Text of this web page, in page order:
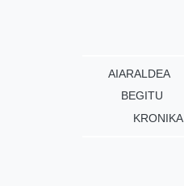
AIARALDEA
BEGITU
KRONIKA